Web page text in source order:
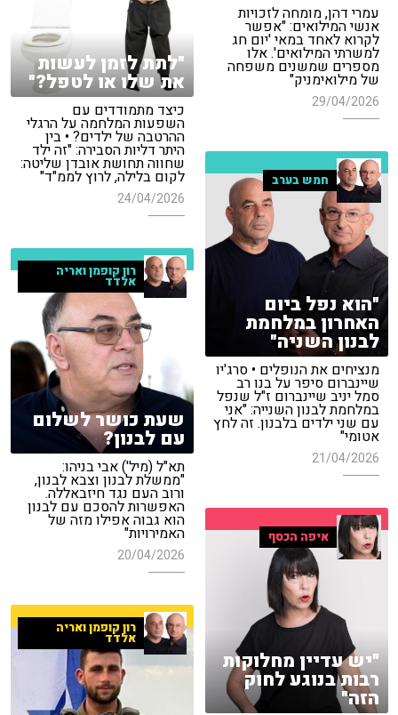
עמרי דהן, מומחה לזכויות
אנשי המילואים: "אפשר
לקרוא לאחד במאי 'יום חג
למשרתי המילואים'. אלו
מספרים שמשנים משפחה
של מילואימניק"
29/04/2026
"לתת לזמן לעשות
את שלו או לטפל?"
כיצד מתמודדים עם
השפעות המלחמה על הרגלי
ההרטבה של ילדים? • בין
היתר דליות הסבירה: "זה ילד
שחווה תחושת אובדן שליטה:
לקום בלילה, לרוץ לממ"ד"
24/04/2026
חמש בערב
"הוא נפל ביום
האחרון במלחמת
לבנון השניה"
מנציחים את הנופלים • סרג'יו
שיינברום סיפר על בנו רב
סמל יניב שיינברום ז"ל שנפל
במלחמת לבנון השנייה: "אני
עם שני ילדים בלבנון. זה לחץ
אטומי"
21/04/2026
רון קופמן ואריה
אלדד
שעת כושר לשלום
עם לבנון?
תא"ל (מיל') אבי בניהו:
"ממשלת לבנון וצבא לבנון,
ורוב העם נגד חיזבאללה.
האפשרות להסכם עם לבנון
הוא גבוה אפילו מזה של
האמירויות"
20/04/2026
איפה הכסף
"יש עדיין מחלוקות
רבות בנוגע לחוק
הזה"
רון קופמן ואריה
אלדד